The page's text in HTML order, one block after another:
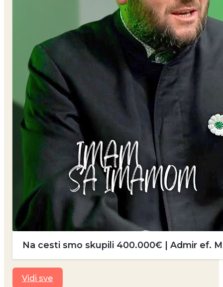
Na cesti smo skupili 400.000€ | Admir ef.
Vidi sve